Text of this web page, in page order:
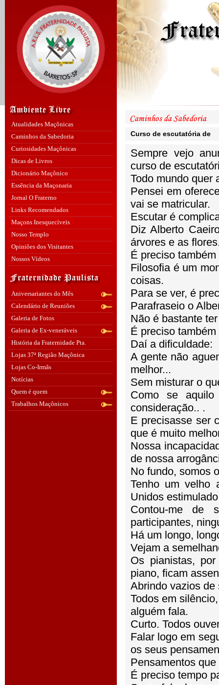
Atualidades Maçônicas
Caminhos da Sabedoria
Curiosidades Maçônicas
Dicas de Livros
Dicionário Maçônico
Essência da Maçonaria
Jornal O Fraterno
Links Recomendados
Maçons Inesquecíveis
Nosso Templo
Opiniões dos Visitantes
Nossos Vídeos
Aniversariantes do Mês
Calendário de Reuniões
Galeria de Fotos
Galeria de Ex-veneráveis
História da Fraternidade Pta.
Lojas 37ª Região Maçônica
Lojas Co-Irmãs
Notícias
Quem é quem
Trabalhos Maçônicos
Curso de escutatória de
Sempre vejo
curso de
Todo mundo quer
Pensei em
vai se matricular.
Escutar é
Diz Alberto
árvores e as
É preciso
Filosofia é um
coisas.
Para se ver, é
Parafraseio o
Não é bastante
É preciso
Daí a dificuldade:
A gente não
melhor...
Sem misturar o
Como se
consideração.. .
E precisasse ser
que é muito
Nossa
de nossa
No fundo, somos
Tenho um velho
Unidos
Contou-me de
participantes,
Há um longo,
Vejam a
Os pianistas,
piano, ficam
Abrindo vazios
Todos em
alguém fala.
Curto. Todos
Falar logo em
os seus
Pensamentos
É preciso tempo